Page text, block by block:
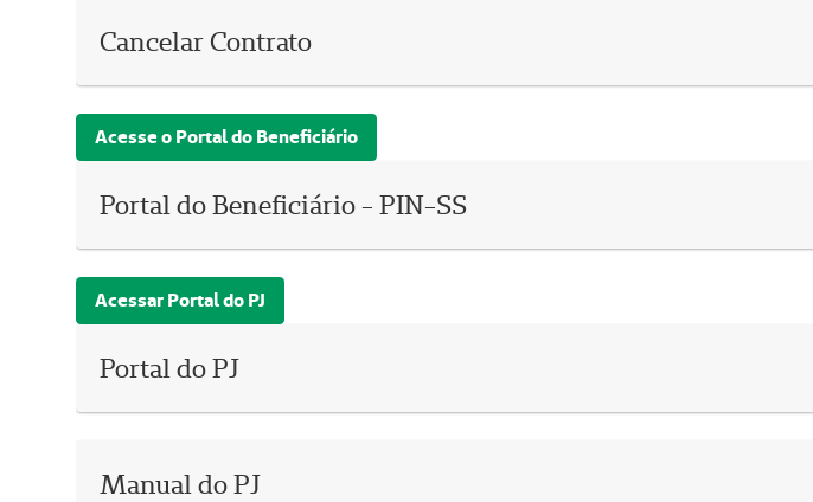
Cancelar Contrato
Acesse o Portal do Beneficiário
Portal do Beneficiário - PIN-SS
Acessar Portal do PJ
Portal do PJ
Manual do PJ